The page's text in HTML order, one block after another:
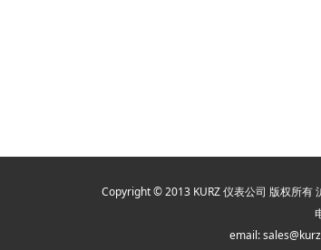
Copyright © 2013 KURZ 仪表公司 版权所有
email: